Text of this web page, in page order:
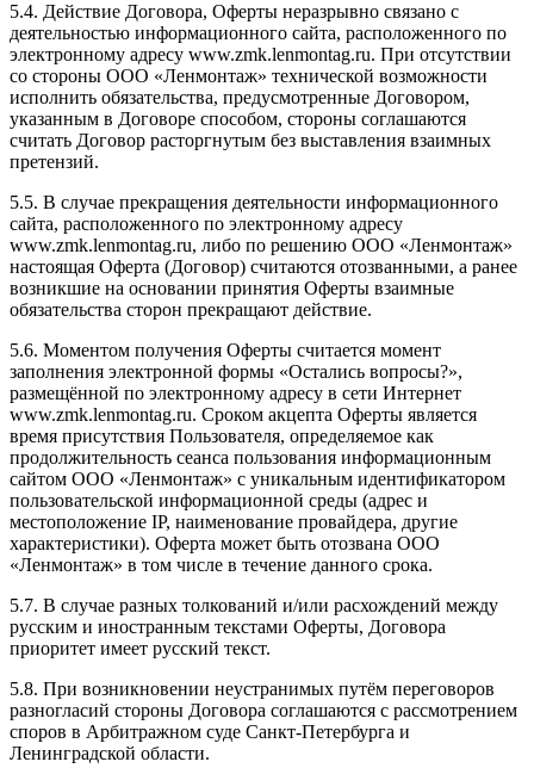
5.4. Действие Договора, Оферты неразрывно связано с
деятельностью информационного сайта, расположенного по
электронному адресу www.zmk.lenmontag.ru. При отсутствии
со стороны ООО «Ленмонтаж» технической возможности
исполнить обязательства, предусмотренные Договором,
указанным в Договоре способом, стороны соглашаются
считать Договор расторгнутым без выставления взаимных
претензий.
5.5. В случае прекращения деятельности информационного
сайта, расположенного по электронному адресу
www.zmk.lenmontag.ru, либо по решению ООО «Ленмонтаж»
настоящая Оферта (Договор) считаются отозванными, а ранее
возникшие на основании принятия Оферты взаимные
обязательства сторон прекращают действие.
5.6. Моментом получения Оферты считается момент
заполнения электронной формы «Остались вопросы?»,
размещённой по электронному адресу в сети Интернет
www.zmk.lenmontag.ru. Сроком акцепта Оферты является
время присутствия Пользователя, определяемое как
продолжительность сеанса пользования информационным
сайтом ООО «Ленмонтаж» с уникальным идентификатором
пользовательской информационной среды (адрес и
местоположение IP, наименование провайдера, другие
характеристики). Оферта может быть отозвана ООО
«Ленмонтаж» в том числе в течение данного срока.
5.7. В случае разных толкований и/или расхождений между
русским и иностранным текстами Оферты, Договора
приоритет имеет русский текст.
5.8. При возникновении неустранимых путём переговоров
разногласий стороны Договора соглашаются с рассмотрением
споров в Арбитражном суде Санкт-Петербурга и
Ленинградской области.